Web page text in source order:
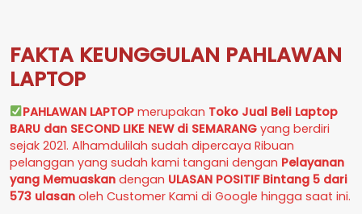
FAKTA KEUNGGULAN PAHLAWAN
LAPTOP
PAHLAWAN LAPTOP merupakan Toko Jual Beli Laptop
BARU dan SECOND LIKE NEW di SEMARANG yang berdiri
sejak 2021. Alhamdulilah sudah dipercaya Ribuan
pelanggan yang sudah kami tangani dengan Pelayanan
yang Memuaskan dengan ULASAN POSITIF Bintang 5 dari
573 ulasan oleh Customer Kami di Google hingga saat ini.